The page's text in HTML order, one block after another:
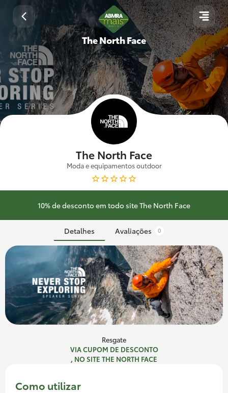
The North Face
The North Face
Moda e equipamentos outdoor
10% de desconto em todo site The North Face
Detalhes Avaliações 0
Resgate
VIA CUPOM DE DESCONTO
, NO SITE THE NORTH FACE
Como utilizar